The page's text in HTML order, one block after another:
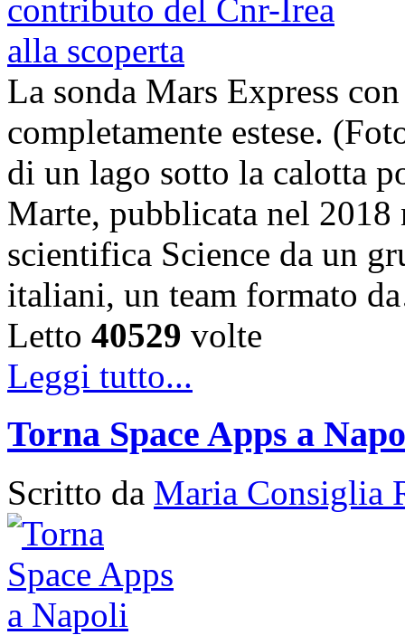
La sonda Mars Express
completamente estese.
di un lago sotto la calotta
Marte, pubblicata nel
scientifica Science da un
italiani, un team formato
Letto 40529 volte
Leggi tutto...
Torna Space Apps a
Scritto da Maria Consiglia